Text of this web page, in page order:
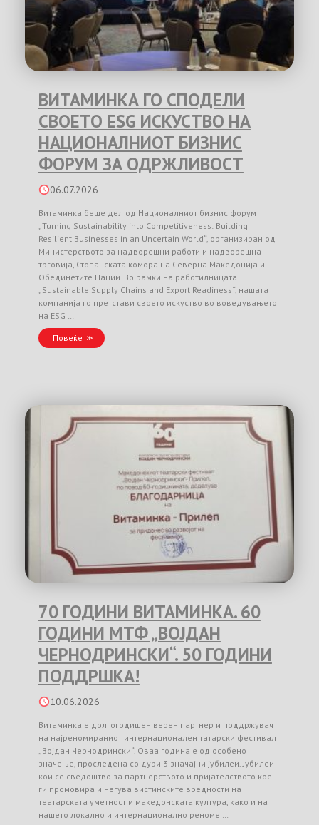
ВИТАМИНКА ГО СПОДЕЛИ
СВОЕТО ESG ИСКУСТВО НА
НАЦИОНАЛНИОТ БИЗНИС
ФОРУМ ЗА ОДРЖЛИВОСТ
06.07.2026
Витаминка беше дел од Националниот бизнис форум
„Turning Sustainability into Competitiveness: Building
Resilient Businesses in an Uncertain World“, организиран од
Министерството за надворешни работи и надворешна
трговија, Стопанската комора на Северна Македонија и
Обединетите Нации. Во рамки на работилницата
„Sustainable Supply Chains and Export Readiness“, нашата
компанија го претстави своето искуство во воведувањето
на ESG …
Повеќе
70 ГОДИНИ ВИТАМИНКА. 60
ГОДИНИ МТФ „ВОЈДАН
ЧЕРНОДРИНСКИ“. 50 ГОДИНИ
ПОДДРШКА!
10.06.2026
Витаминка е долгогодишен верен партнер и поддржувач
на најреномираниот интернационален татарски фестивал
„Војдан Чернодрински“. Оваа година е од особено
значење, проследена со дури 3 значајни јубилеи. Јубилеи
кои се сведоштво за партнерството и пријателството кое
ги промовира и негува вистинските вредности на
театарската уметност и македонската култура, како и на
нашето локално и интернационално реноме …